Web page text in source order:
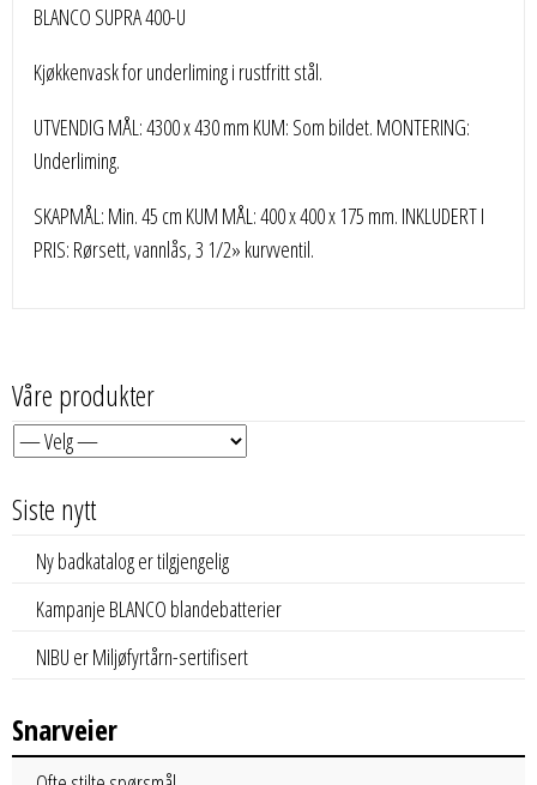
BLANCO SUPRA 400-U
Kjøkkenvask for underliming i rustfritt stål.
UTVENDIG MÅL: 4300 x 430 mm KUM: Som bildet. MONTERING:
Underliming.
SKAPMÅL: Min. 45 cm KUM MÅL: 400 x 400 x 175 mm. INKLUDERT I
PRIS: Rørsett, vannlås, 3 1/2» kurvventil.
Våre produkter
Siste nytt
Ny badkatalog er tilgjengelig
Kampanje BLANCO blandebatterier
NIBU er Miljøfyrtårn-sertifisert
Snarveier